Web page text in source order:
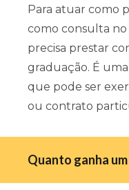
Para atuar como
como consulta no
precisa prestar
graduação. É
que pode ser
ou contrato
Quanto ganha